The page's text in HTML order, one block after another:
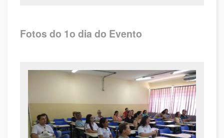
Fotos do 1o dia do Evento